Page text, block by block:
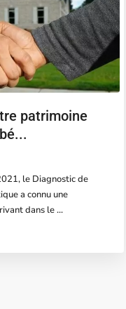
patrimoine
le Diagnostic de
a connu une
dans le...